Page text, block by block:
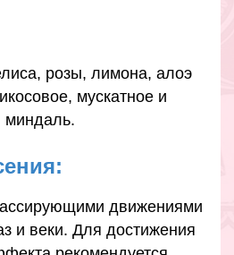
розы, лимона, алоэ
мускатное и
миндаль.
движениями
и веки. Для достижения